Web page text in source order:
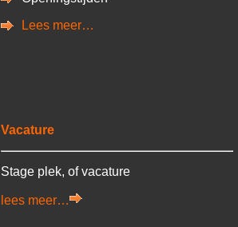
Lees meer…
Vacature
Stage plek, of vacature
lees meer…